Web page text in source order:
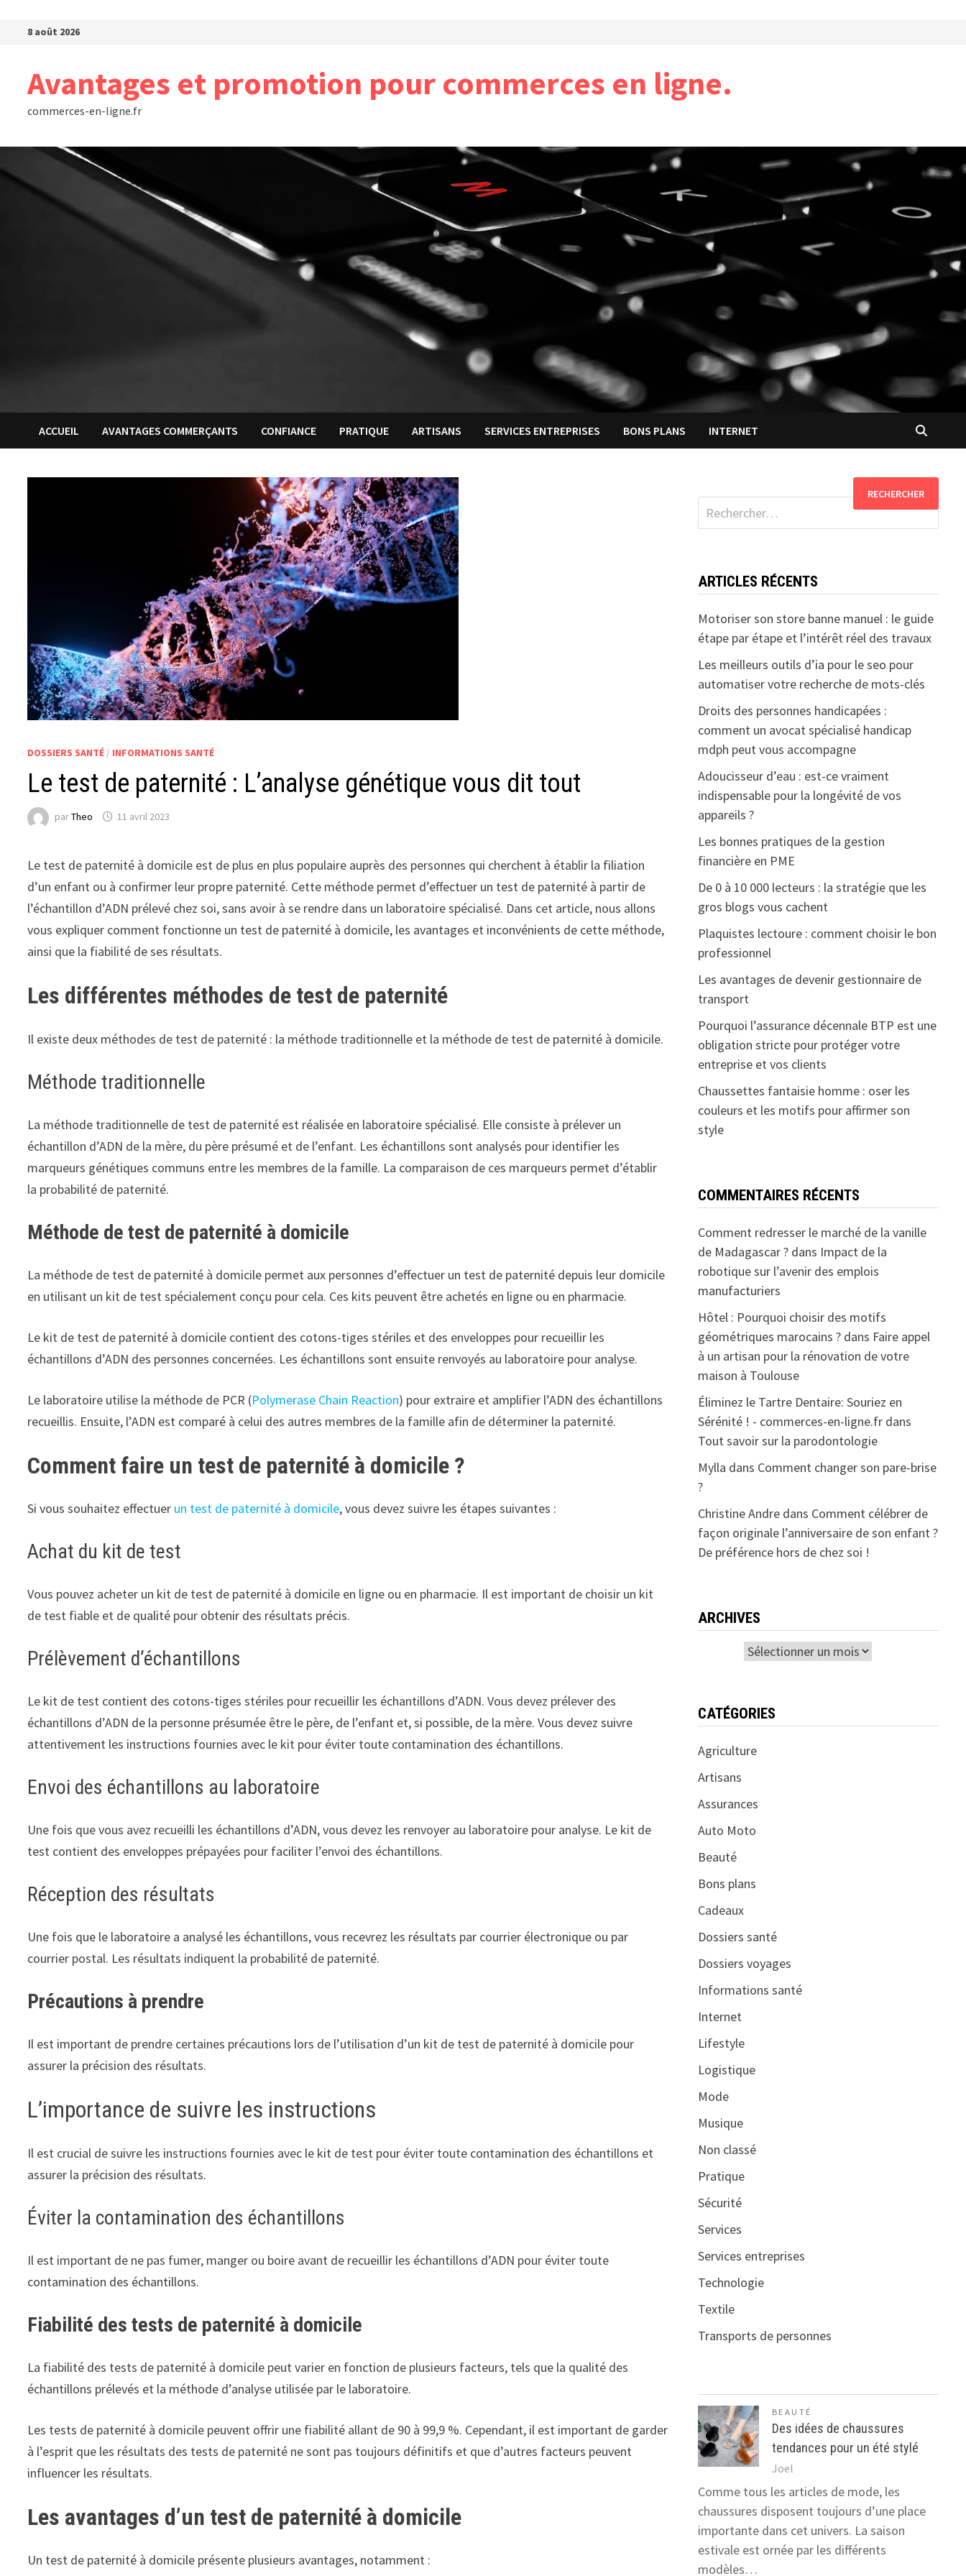
8 août 2026
Avantages et promotion pour commerces en ligne.
commerces-en-ligne.fr
ACCUEIL AVANTAGES COMMERÇANTS CONFIANCE PRATIQUE ARTISANS SERVICES ENTREPRISES BONS PLANS INTERNET
DOSSIERS SANTÉ / INFORMATIONS SANTÉ
Le test de paternité : L’analyse génétique vous dit tout
parTheo 11 avril 2023
Le test de paternité à domicile est de plus en plus populaire auprès des personnes qui cherchent à établir la filiation
d’un enfant ou à confirmer leur propre paternité. Cette méthode permet d’effectuer un test de paternité à partir de
l’échantillon d’ADN prélevé chez soi, sans avoir à se rendre dans un laboratoire spécialisé. Dans cet article, nous allons
vous expliquer comment fonctionne un test de paternité à domicile, les avantages et inconvénients de cette méthode,
ainsi que la fiabilité de ses résultats.
Les différentes méthodes de test de paternité
Il existe deux méthodes de test de paternité : la méthode traditionnelle et la méthode de test de paternité à domicile.
Méthode traditionnelle
La méthode traditionnelle de test de paternité est réalisée en laboratoire spécialisé. Elle consiste à prélever un
échantillon d’ADN de la mère, du père présumé et de l’enfant. Les échantillons sont analysés pour identifier les
marqueurs génétiques communs entre les membres de la famille. La comparaison de ces marqueurs permet d’établir
la probabilité de paternité.
Méthode de test de paternité à domicile
La méthode de test de paternité à domicile permet aux personnes d’effectuer un test de paternité depuis leur domicile
en utilisant un kit de test spécialement conçu pour cela. Ces kits peuvent être achetés en ligne ou en pharmacie.
Le kit de test de paternité à domicile contient des cotons-tiges stériles et des enveloppes pour recueillir les
échantillons d’ADN des personnes concernées. Les échantillons sont ensuite renvoyés au laboratoire pour analyse.
Le laboratoire utilise la méthode de PCR (Polymerase Chain Reaction) pour extraire et amplifier l’ADN des échantillons
recueillis. Ensuite, l’ADN est comparé à celui des autres membres de la famille afin de déterminer la paternité.
Comment faire un test de paternité à domicile ?
Si vous souhaitez effectuer un test de paternité à domicile, vous devez suivre les étapes suivantes :
Achat du kit de test
Vous pouvez acheter un kit de test de paternité à domicile en ligne ou en pharmacie. Il est important de choisir un kit
de test fiable et de qualité pour obtenir des résultats précis.
Prélèvement d’échantillons
Le kit de test contient des cotons-tiges stériles pour recueillir les échantillons d’ADN. Vous devez prélever des
échantillons d’ADN de la personne présumée être le père, de l’enfant et, si possible, de la mère. Vous devez suivre
attentivement les instructions fournies avec le kit pour éviter toute contamination des échantillons.
Envoi des échantillons au laboratoire
Une fois que vous avez recueilli les échantillons d’ADN, vous devez les renvoyer au laboratoire pour analyse. Le kit de
test contient des enveloppes prépayées pour faciliter l’envoi des échantillons.
Réception des résultats
Une fois que le laboratoire a analysé les échantillons, vous recevrez les résultats par courrier électronique ou par
courrier postal. Les résultats indiquent la probabilité de paternité.
Précautions à prendre
Il est important de prendre certaines précautions lors de l’utilisation d’un kit de test de paternité à domicile pour
assurer la précision des résultats.
L’importance de suivre les instructions
Il est crucial de suivre les instructions fournies avec le kit de test pour éviter toute contamination des échantillons et
assurer la précision des résultats.
Éviter la contamination des échantillons
Il est important de ne pas fumer, manger ou boire avant de recueillir les échantillons d’ADN pour éviter toute
contamination des échantillons.
Fiabilité des tests de paternité à domicile
La fiabilité des tests de paternité à domicile peut varier en fonction de plusieurs facteurs, tels que la qualité des
échantillons prélevés et la méthode d’analyse utilisée par le laboratoire.
Les tests de paternité à domicile peuvent offrir une fiabilité allant de 90 à 99,9 %. Cependant, il est important de garder
à l’esprit que les résultats des tests de paternité ne sont pas toujours définitifs et que d’autres facteurs peuvent
influencer les résultats.
Les avantages d’un test de paternité à domicile
Un test de paternité à domicile présente plusieurs avantages, notamment :
ARTICLES RÉCENTS
Motoriser son store banne manuel : le guide
étape par étape et l’intérêt réel des travaux
Les meilleurs outils d’ia pour le seo pour
automatiser votre recherche de mots-clés
Droits des personnes handicapées :
comment un avocat spécialisé handicap
mdph peut vous accompagne
Adoucisseur d’eau : est-ce vraiment
indispensable pour la longévité de vos
appareils ?
Les bonnes pratiques de la gestion
financière en PME
De 0 à 10 000 lecteurs : la stratégie que les
gros blogs vous cachent
Plaquistes lectoure : comment choisir le bon
professionnel
Les avantages de devenir gestionnaire de
transport
Pourquoi l’assurance décennale BTP est une
obligation stricte pour protéger votre
entreprise et vos clients
Chaussettes fantaisie homme : oser les
couleurs et les motifs pour affirmer son
style
COMMENTAIRES RÉCENTS
Comment redresser le marché de la vanille
de Madagascar ?dans Impact de la
robotique sur l’avenir des emplois
manufacturiers
Hôtel : Pourquoi choisir des motifs
géométriques marocains ?dans Faire appel
à un artisan pour la rénovation de votre
maison à Toulouse
Éliminez le Tartre Dentaire: Souriez en
Sérénité ! - commerces-en-ligne.frdans
Tout savoir sur la parodontologie
Mylla dans Comment changer son pare-brise
?
Christine Andredans Comment célébrer de
façon originale l’anniversaire de son enfant ?
De préférence hors de chez soi !
ARCHIVES
CATÉGORIES
Agriculture
Artisans
Assurances
Auto Moto
Beauté
Bons plans
Cadeaux
Dossiers santé
Dossiers voyages
Informations santé
Internet
Lifestyle
Logistique
Mode
Musique
Non classé
Pratique
Sécurité
Services
Services entreprises
Technologie
Textile
Transports de personnes
BEAUTÉ
Des idées de chaussures
tendances pour un été stylé
Joel
Comme tous les articles de mode, les
chaussures disposent toujours d’une place
importante dans cet univers. La saison
estivale est ornée par les différents
modèles…